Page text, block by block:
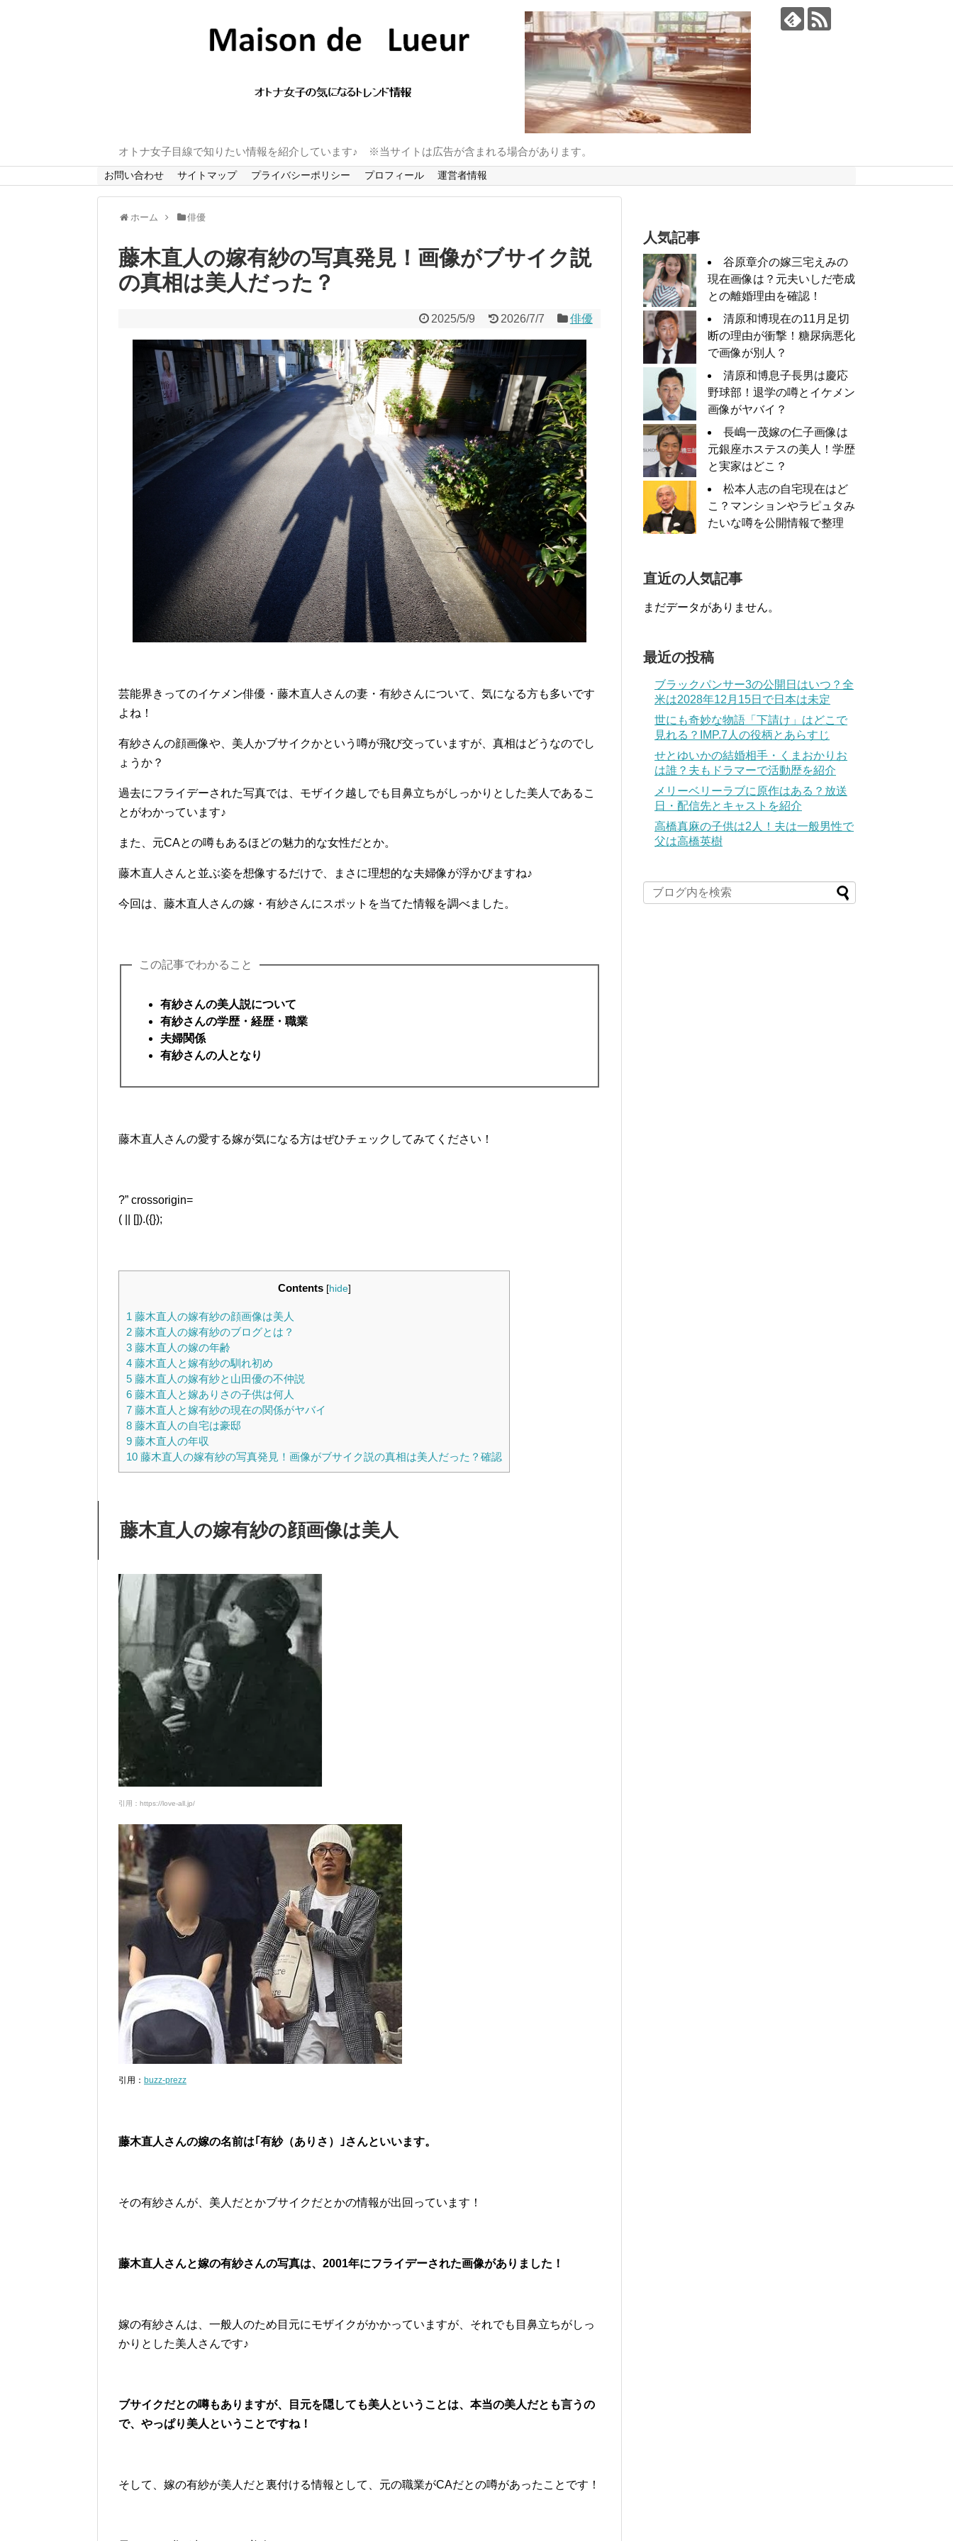
オトナ女子目線で知りたい情報を紹介しています♪ ※当サイトは広告が含まれる場合があります。
お問い合わせ サイトマップ プライバシーポリシー プロフィール 運営者情報
ホーム 俳優
藤木直人の嫁有紗の写真発見！画像がブサイク説
の真相は美人だった？
2025/5/9 2026/7/7 俳優
芸能界きってのイケメン俳優・藤木直人さんの妻・有紗さんについて、気になる方も多いです
よね！
有紗さんの顔画像や、美人かブサイクかという噂が飛び交っていますが、真相はどうなのでし
ょうか？
過去にフライデーされた写真では、モザイク越しでも目鼻立ちがしっかりとした美人であるこ
とがわかっています♪
また、元CAとの噂もあるほどの魅力的な女性だとか。
藤木直人さんと並ぶ姿を想像するだけで、まさに理想的な夫婦像が浮かびますね♪
今回は、藤木直人さんの嫁・有紗さんにスポットを当てた情報を調べました。
この記事でわかること
有紗さんの美人説について
有紗さんの学歴・経歴・職業
夫婦関係
有紗さんの人となり
藤木直人さんの愛する嫁が気になる方はぜひチェックしてみてください！
?” crossorigin=
( || []).({});
Contents [hide]
1 藤木直人の嫁有紗の顔画像は美人
2 藤木直人の嫁有紗のブログとは？
3 藤木直人の嫁の年齢
4 藤木直人と嫁有紗の馴れ初め
5 藤木直人の嫁有紗と山田優の不仲説
6 藤木直人と嫁ありさの子供は何人
7 藤木直人と嫁有紗の現在の関係がヤバイ
8 藤木直人の自宅は豪邸
9 藤木直人の年収
10 藤木直人の嫁有紗の写真発見！画像がブサイク説の真相は美人だった？確認
藤木直人の嫁有紗の顔画像は美人
引用：https://love-all.jp/
引用： buzz-prezz
藤木直人さんの嫁の名前は｢有紗（ありさ）｣さんといいます。
その有紗さんが、美人だとかブサイクだとかの情報が出回っています！
藤木直人さんと嫁の有紗さんの写真は、2001年にフライデーされた画像がありました！
嫁の有紗さんは、一般人のため目元にモザイクがかかっていますが、それでも目鼻立ちがしっ
かりとした美人さんです♪
ブサイクだとの噂もありますが、目元を隠しても美人ということは、本当の美人だとも言うの
で、やっぱり美人ということですね！
そして、嫁の有紗が美人だと裏付ける情報として、元の職業がCAだとの噂があったことです！
人気記事
谷原章介の嫁三宅えみの
現在画像は？元夫いしだ壱成
との離婚理由を確認！
清原和博現在の11月足切
断の理由が衝撃！糖尿病悪化
で画像が別人？
清原和博息子長男は慶応
野球部！退学の噂とイケメン
画像がヤバイ？
長嶋一茂嫁の仁子画像は
元銀座ホステスの美人！学歴
と実家はどこ？
松本人志の自宅現在はど
こ？マンションやラピュタみ
たいな噂を公開情報で整理
直近の人気記事
まだデータがありません。
最近の投稿
ブラックパンサー3の公開日はいつ？全
米は2028年12月15日で日本は未定
世にも奇妙な物語「下請け」はどこで
見れる？IMP.7人の役柄とあらすじ
せとゆいかの結婚相手・くまおかりお
は誰？夫もドラマーで活動歴を紹介
メリーベリーラブに原作はある？放送
日・配信先とキャストを紹介
高橋真麻の子供は2人！夫は一般男性で
父は高橋英樹